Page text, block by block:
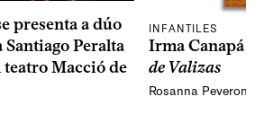
presenta a dúo
Peralta
teatro Macció de
INFANTILES
Irma Canapá
de Valizas
Rosanna Peveroni